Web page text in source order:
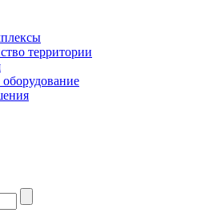
территории